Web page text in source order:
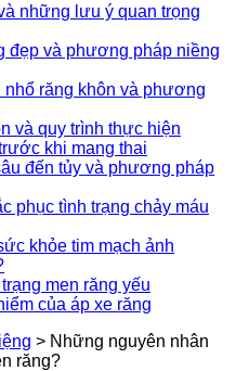
những lưu ý quan trọng
đẹp và phương pháp niềng
nhổ răng khôn và phương
và quy trình thực hiện
khi mang thai
đến tủy và phương pháp
phục tình trạng chảy máu
khỏe tim mạch ảnh
men răng yếu
của áp xe răng
> Những nguyên nhân
răng?